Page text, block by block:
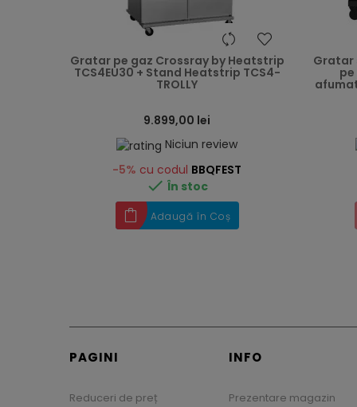
heart
Gratar pe gaz Crossray by Heatstrip
TCS4EU30 + Stand Heatstrip TCS4-
TROLLY
9.899,00 lei
Niciun review
-5% cu codul BBQFEST
 În stoc
Adaugă în Coș
Gratar
PAGINI
Reduceri de preț
INFO
Prezentare magazin